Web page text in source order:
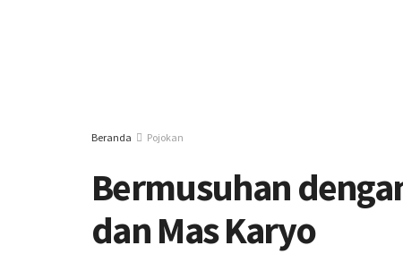
Beranda Pojokan
Bermusuhan
dan Mas Karyo